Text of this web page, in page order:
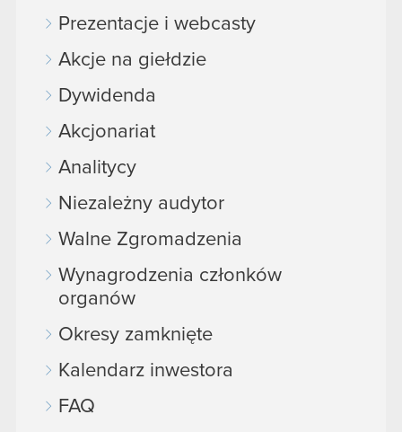
Prezentacje i webcasty
Akcje na giełdzie
Dywidenda
Akcjonariat
Analitycy
Niezależny audytor
Walne Zgromadzenia
Wynagrodzenia członków
organów
Okresy zamknięte
Kalendarz inwestora
FAQ